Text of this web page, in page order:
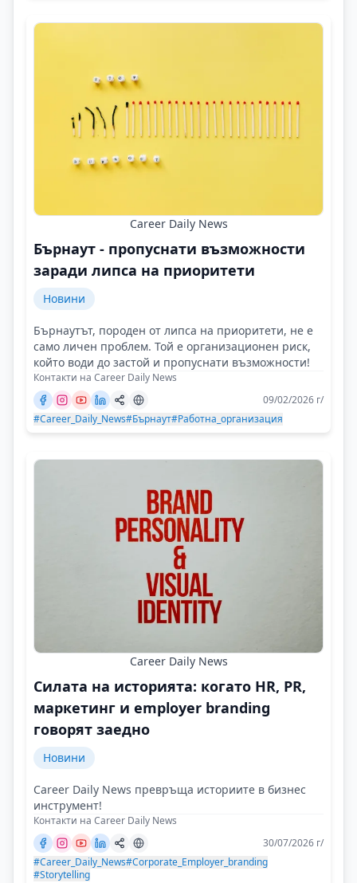
Career Daily News
Бърнаут - пропуснати възможности
заради липса на приоритети
Новини
Бърнаутът, породен от липса на приоритети, не е
само личен проблем. Той е организационен риск,
който води до застой и пропуснати възможности!
Контакти на Career Daily News
09/02/2026 г/
#Career_Daily_News#Бърнаут#Работна_организация
Career Daily News
Силата на историята: когато HR, PR,
маркетинг и employer branding
говорят заедно
Новини
Career Daily News превръща историите в бизнес
инструмент!
Контакти на Career Daily News
30/07/2026 г/
#Career_Daily_News#Corporate_Employer_branding
#Storytelling